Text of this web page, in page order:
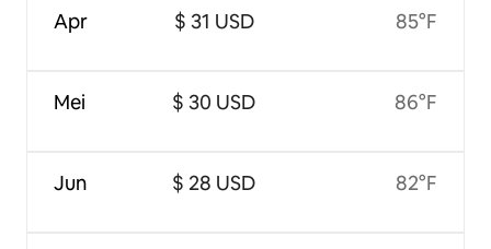
Apr
Mei
Jun
$ 31 USD
$ 30 USD
$ 28 USD
85°F
86°F
82°F